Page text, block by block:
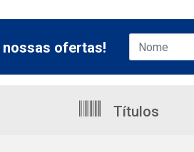
ofertas!
Títulos